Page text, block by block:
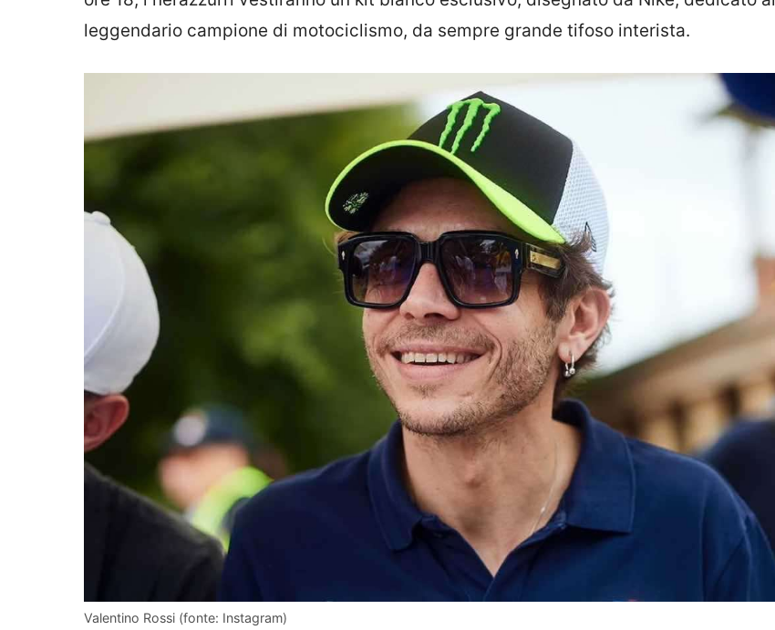
leggendario campione di motociclismo, da sempre grande tifoso interista.
Valentino Rossi (fonte: Instagram)